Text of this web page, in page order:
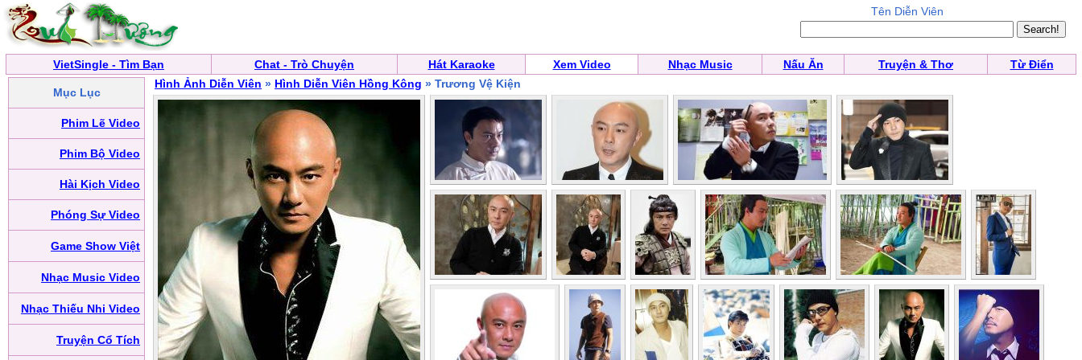
Tên Diễn Viên
VietSingle - Tìm Bạn Chat - Trò Chuyện Hát Karaoke Xem Video Nhạc Music Nấu Ăn Truyện & Thơ Từ Điển
Mục Lục
Phim Lẽ Video
Phim Bộ Video
Hài Kịch Video
Phóng Sự Video
Game Show Việt
Nhạc Music Video
Nhạc Thiếu Nhi Video
Truyện Cổ Tích
Hình Ảnh Diễn Viên » Hình Diễn Viên Hồng Kông » Trương Vệ Kiện